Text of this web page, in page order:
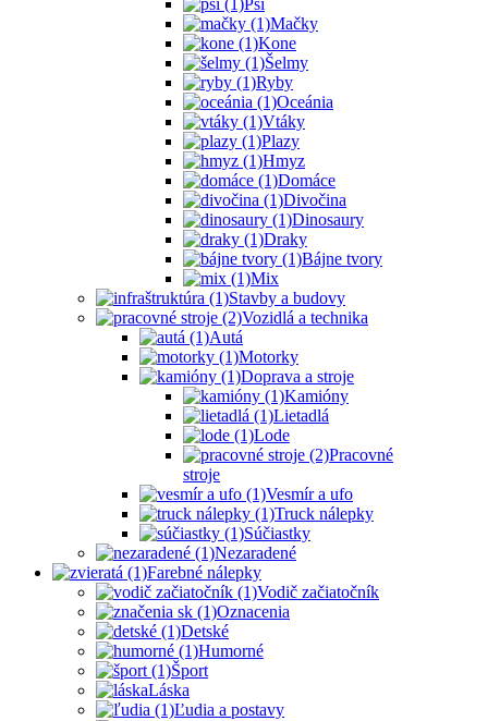
Psi
Mačky
Kone
Šelmy
Ryby
Oceánia
Vtáky
Plazy
Hmyz
Domáce
Divočina
Dinosaury
Draky
Bájne tvory
Mix
Stavby a budovy
Vozidlá a technika
Autá
Motorky
Doprava a stroje
Kamióny
Lietadlá
Lode
Pracovné
stroje
Vesmír a ufo
Truck nálepky
Súčiastky
Nezaradené
Farebné nálepky
Vodič začiatočník
Oznacenia
Detské
Humorné
Šport
Láska
Ľudia a postavy